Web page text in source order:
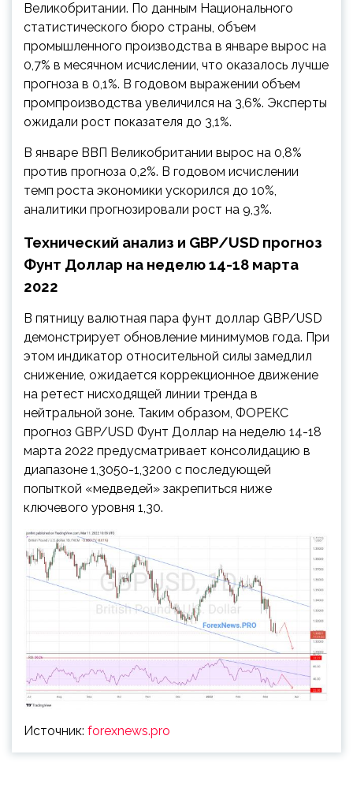
Великобритании. По данным Национального
статистического бюро страны, объем
промышленного производства в январе вырос на
0,7% в месячном исчислении, что оказалось лучше
прогноза в 0,1%. В годовом выражении объем
промпроизводства увеличился на 3,6%. Эксперты
ожидали рост показателя до 3,1%.
В январе ВВП Великобритании вырос на 0,8%
против прогноза 0,2%. В годовом исчислении
темп роста экономики ускорился до 10%,
аналитики прогнозировали рост на 9,3%.
Технический анализ и GBP/USD прогноз
Фунт Доллар на неделю 14-18 марта
2022
В пятницу валютная пара фунт доллар GBP/USD
демонстрирует обновление минимумов года. При
этом индикатор относительной силы замедлил
снижение, ожидается коррекционное движение
на ретест нисходящей линии тренда в
нейтральной зоне. Таким образом, ФОРЕКС
прогноз GBP/USD Фунт Доллар на неделю 14-18
марта 2022 предусматривает консолидацию в
диапазоне 1,3050-1,3200 с последующей
попыткой «медведей» закрепиться ниже
ключевого уровня 1,30.
Источник: forexnews.pro